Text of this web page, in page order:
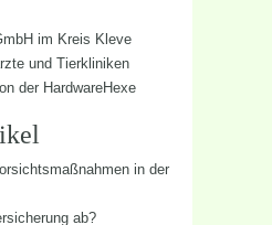
im Kreis Kleve
und Tierkliniken
der HardwareHexe
in der
ab?